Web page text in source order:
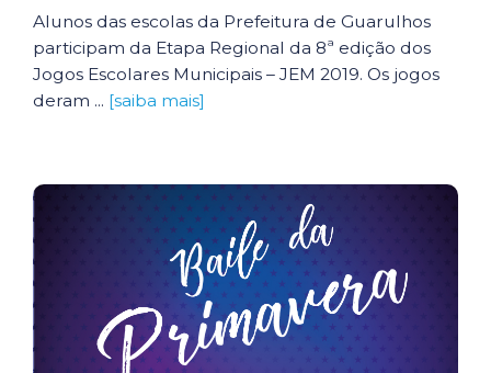
Alunos das escolas da Prefeitura de Guarulhos
participam da Etapa Regional da 8ª edição dos
Jogos Escolares Municipais – JEM 2019. Os jogos
deram ... [saiba mais]